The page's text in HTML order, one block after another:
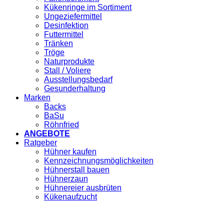
Kükenringe im Sortiment
Ungeziefermittel
Desinfektion
Futtermittel
Tränken
Tröge
Naturprodukte
Stall / Voliere
Ausstellungsbedarf
Gesunderhaltung
Marken
Backs
BaSu
Röhnfried
ANGEBOTE
Ratgeber
Hühner kaufen
Kennzeichnungsmöglichkeiten
Hühnerstall bauen
Hühnerzaun
Hühnereier ausbrüten
Kükenaufzucht